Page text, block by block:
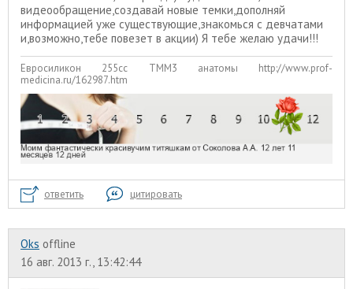
видеообращение,создавай новые темки,дополняй
информацией уже существующие,знакомься с девчатами
и,возможно,тебе повезет в акции) Я тебе желаю удачи!!!
Евросиликон 255сс ТММ3 анатомы http://www.prof-
medicina.ru/162987.htm
ответить цитировать
Oks offline
16 авг. 2013 г., 13:42:44